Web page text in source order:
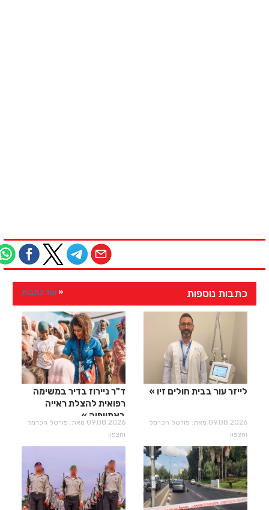
כתבות נוספות עוד כתבות
לייזר עור בבית חולים זיו
09.08.2026 מאת: פורטל הכרמל
והצפון
ד"ר ניירוז בדיר במשימה
רפואית להצלת ראייה
באתיופיה
09.08.2026 מאת: פורטל הכרמל
והצפון